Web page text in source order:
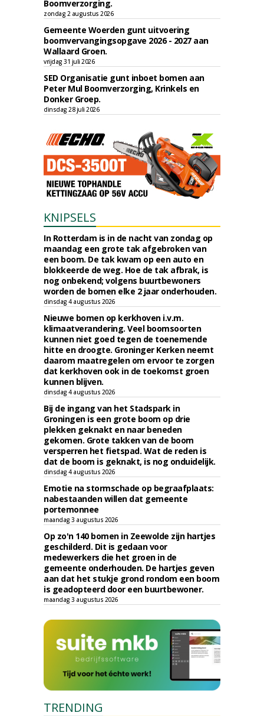
Boomverzorging.
zondag 2 augustus 2026
Gemeente Woerden gunt uitvoering
boomvervangingsopgave 2026 - 2027 aan
Wallaard Groen.
vrijdag 31 juli 2026
SED Organisatie gunt inboet bomen aan
Peter Mul Boomverzorging, Krinkels en
Donker Groep.
dinsdag 28 juli 2026
KNIPSELS
In Rotterdam is in de nacht van zondag op
maandag een grote tak afgebroken van
een boom. De tak kwam op een auto en
blokkeerde de weg. Hoe de tak afbrak, is
nog onbekend; volgens buurtbewoners
worden de bomen elke 2 jaar onderhouden.
dinsdag 4 augustus 2026
Nieuwe bomen op kerkhoven i.v.m.
klimaatverandering. Veel boomsoorten
kunnen niet goed tegen de toenemende
hitte en droogte. Groninger Kerken neemt
daarom maatregelen om ervoor te zorgen
dat kerkhoven ook in de toekomst groen
kunnen blijven.
dinsdag 4 augustus 2026
Bij de ingang van het Stadspark in
Groningen is een grote boom op drie
plekken geknakt en naar beneden
gekomen. Grote takken van de boom
versperren het fietspad. Wat de reden is
dat de boom is geknakt, is nog onduidelijk.
dinsdag 4 augustus 2026
Emotie na stormschade op begraafplaats:
nabestaanden willen dat gemeente
portemonnee
maandag 3 augustus 2026
Op zo'n 140 bomen in Zeewolde zijn hartjes
geschilderd. Dit is gedaan voor
medewerkers die het groen in de
gemeente onderhouden. De hartjes geven
aan dat het stukje grond rondom een boom
is geadopteerd door een buurtbewoner.
maandag 3 augustus 2026
TRENDING